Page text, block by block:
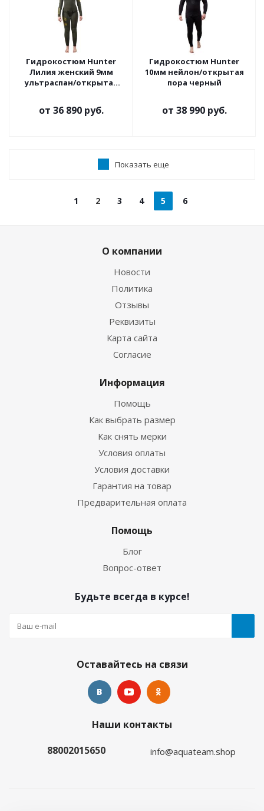
Гидрокостюм Hunter
Лилия женский 9мм
ультраспан/открытая
от 36 890 руб.
Гидрокостюм Hunter
10мм нейлон/открытая
пора черный
от 38 990 руб.
Показать еще
1 2 3 4 5 6
О компании
Новости
Политика
Отзывы
Реквизиты
Карта сайта
Согласие
Информация
Помощь
Как выбрать размер
Как снять мерки
Условия оплаты
Условия доставки
Гарантия на товар
Предварительная оплата
Помощь
Блог
Вопрос-ответ
Будьте всегда в курсе!
Оставайтесь на связи
Наши контакты
88002015650
info@aquateam.shop